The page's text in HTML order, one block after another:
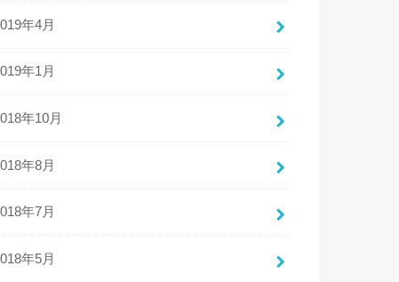
年4月
年1月
年10月
年8月
年7月
年5月